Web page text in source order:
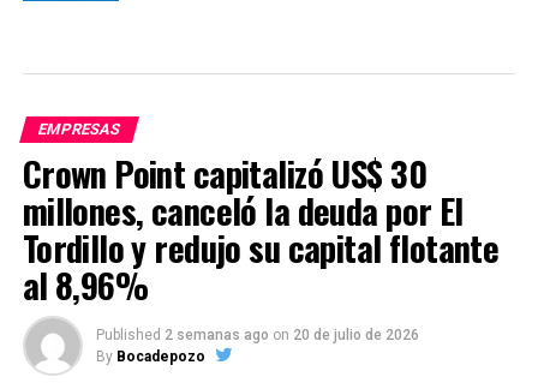
EMPRESAS
Crown Point capitalizó US$ 30
millones, canceló la deuda por El
Tordillo y redujo su capital flotante
al 8,96%
Published 2 semanas ago on 20 de julio de 2026
By Bocadepozo